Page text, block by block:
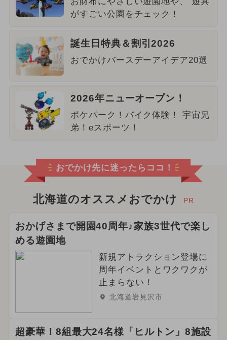
がすごい公園をチェック！
誕生日特典＆割引2026
おでかけバースデーアイデア20選
2026年ニューオープン！
ポケパーク！バイク体験！ 宇宙兄
弟！eスポーツ！
おでかけ先に迷ったらココ！
北海道のオススメおでかけ PR
おかげさまで開園40周年♪家族3世代で楽し
める遊園地
新規アトラクション登場に
周年イベントとワクワクが
止まらない！
北海道岩見沢市
超豪華！8組最大24名様「ヒルトン」8施設